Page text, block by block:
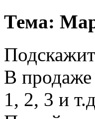
Тема:
В
1, 2, 3 и